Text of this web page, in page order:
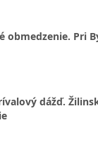
obmedzenie. Pri
dážď.